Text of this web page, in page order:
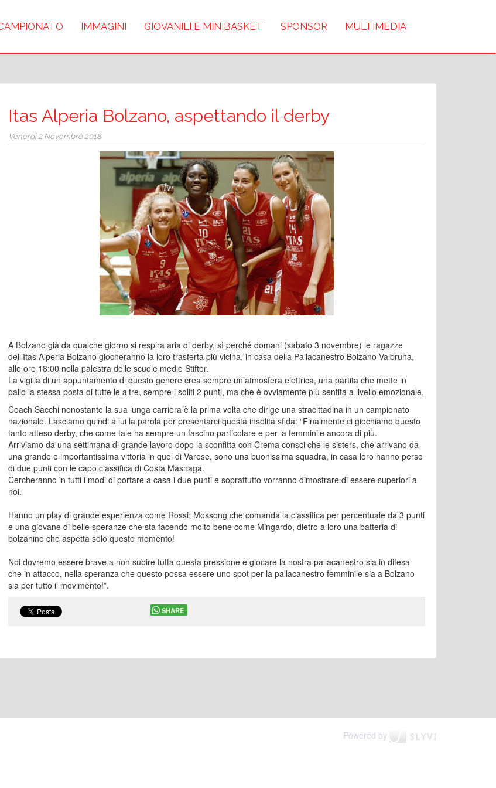
IMMAGINI GIOVANILI E MINIBASKET SPONSOR MULTIMEDIA
Itas Alperia Bolzano, aspettando il derby
Venerdì 2 Novembre 2018
A Bolzano già da qualche giorno si respira aria di derby, sì perché domani (sabato 3 novembre) le ragazze
dell’Itas Alperia Bolzano giocheranno la loro trasferta più vicina, in casa della Pallacanestro Bolzano Valbruna,
alle ore 18:00 nella palestra delle scuole medie Stifter.
La vigilia di un appuntamento di questo genere crea sempre un’atmosfera elettrica, una partita che mette in
palio la stessa posta di tutte le altre, sempre i soliti 2 punti, ma che è ovviamente più sentita a livello emozionale.
Coach Sacchi nonostante la sua lunga carriera è la prima volta che dirige una stracittadina in un campionato
nazionale. Lasciamo quindi a lui la parola per presentarci questa insolita sfida: “Finalmente ci giochiamo questo
tanto atteso derby, che come tale ha sempre un fascino particolare e per la femminile ancora di più.
Arriviamo da una settimana di grande lavoro dopo la sconfitta con Crema consci che le sisters, che arrivano da
una grande e importantissima vittoria in quel di Varese, sono una buonissima squadra, in casa loro hanno perso
di due punti con le capo classifica di Costa Masnaga.
Cercheranno in tutti i modi di portare a casa i due punti e soprattutto vorranno dimostrare di essere superiori a
noi.
Hanno un play di grande esperienza come Rossi; Mossong che comanda la classifica per percentuale da 3 punti
e una giovane di belle speranze che sta facendo molto bene come Mingardo, dietro a loro una batteria di
bolzanine che aspetta solo questo momento!
Noi dovremo essere brave a non subire tutta questa pressione e giocare la nostra pallacanestro sia in difesa
che in attacco, nella speranza che questo possa essere uno spot per la pallacanestro femminile sia a Bolzano
sia per tutto il movimento!”.
SHARE
Powered by